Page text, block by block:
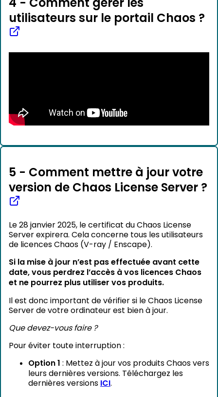
utilisateurs sur le portail Chaos ?
5 - Comment mettre à jour votre
version de Chaos License Server ?
Le 28 janvier 2025, le certificat du Chaos License
Server expirera. Cela concerne tous les utilisateurs
de licences Chaos (V-ray / Enscape).
Si la mise à jour n’est pas effectuée avant cette
date, vous perdrez l’accès à vos licences Chaos
et ne pourrez plus utiliser vos produits.
Il est donc important de vérifier si le Chaos License
Server de votre ordinateur est bien à jour.
Que devez-vous faire ?
Pour éviter toute interruption :
Option 1 : Mettez à jour vos produits Chaos vers
leurs dernières versions. Téléchargez les
dernières versions ICI.